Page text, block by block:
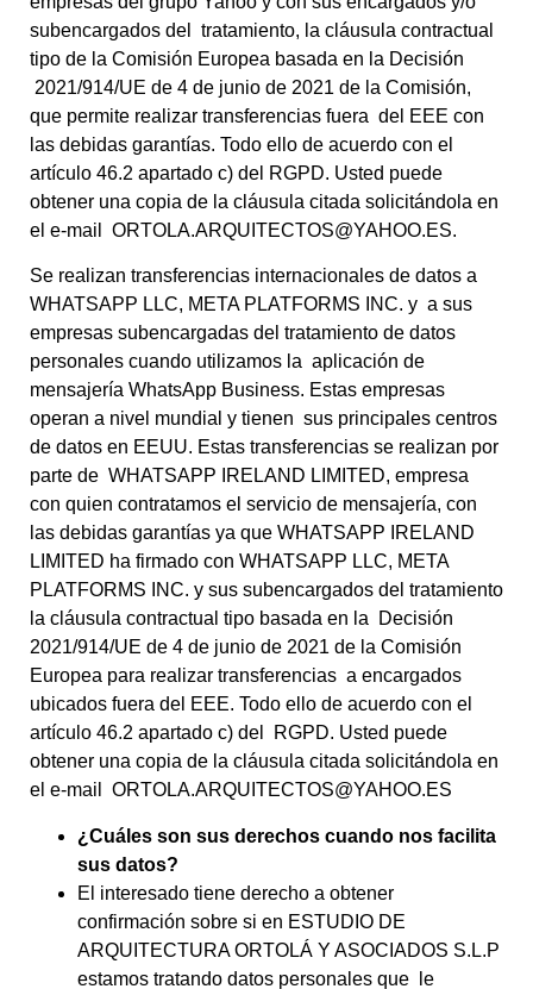
subencargados del
tratamiento, la cláusula contractual
tipo de la Comisión Europea basada en la Decisión
2021/914/UE de 4 de junio de 2021 de la Comisión,
que permite realizar transferencias fuera del EEE con
las debidas garantías. Todo ello de acuerdo con el
artículo 46.2 apartado c) del RGPD. Usted puede
obtener una copia de la cláusula citada solicitándola en
el e-mail
ORTOLA.ARQUITECTOS@YAHOO.ES.
Se realizan transferencias internacionales de datos a
WHATSAPP LLC, META PLATFORMS INC. y a sus
empresas subencargadas del tratamiento de datos
personales cuando utilizamos la aplicación de
mensajería WhatsApp Business. Estas empresas
operan a nivel mundial y tienen sus principales centros
de datos en EEUU. Estas transferencias se realizan por
parte de WHATSAPP IRELAND LIMITED, empresa
con quien contratamos el servicio de mensajería, con
las debidas garantías ya que WHATSAPP IRELAND
LIMITED ha firmado con WHATSAPP LLC, META
PLATFORMS INC. y sus subencargados del tratamiento
la cláusula contractual tipo basada en la Decisión
2021/914/UE de 4 de junio de 2021 de la Comisión
Europea para realizar transferencias a encargados
ubicados fuera del EEE. Todo ello de acuerdo con el
artículo 46.2 apartado c) del RGPD. Usted puede
obtener una copia de la cláusula citada solicitándola en
el e-mail ORTOLA.ARQUITECTOS@YAHOO.ES
¿Cuáles son sus derechos cuando nos facilita
sus datos?
El interesado tiene derecho a obtener
confirmación sobre si en ESTUDIO DE
ARQUITECTURA ORTOLÁ Y ASOCIADOS S.L.P
estamos tratando datos personales que le